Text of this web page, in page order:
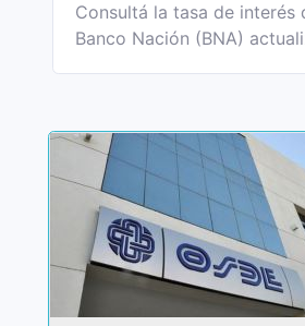
Consultá la tasa de interés
Banco Nación (BNA)